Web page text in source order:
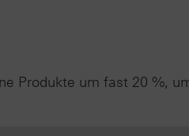
Produkte um fast 20 %,